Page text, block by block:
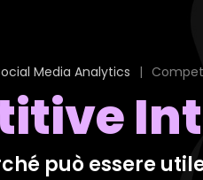
Media Analytics |
può essere